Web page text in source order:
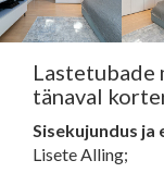
Lastetubade
tänaval
Sisekujundus
Lisete Alling;